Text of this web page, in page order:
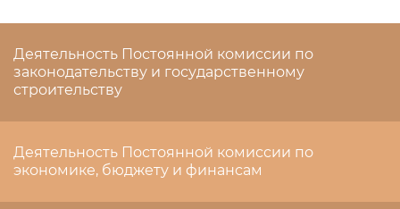
Деятельность Постоянной комиссии по
законодательству и государственному
строительству
Деятельность Постоянной комиссии по
экономике, бюджету и финансам